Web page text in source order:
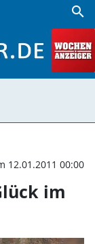
search
12.01.2011 00:00
im